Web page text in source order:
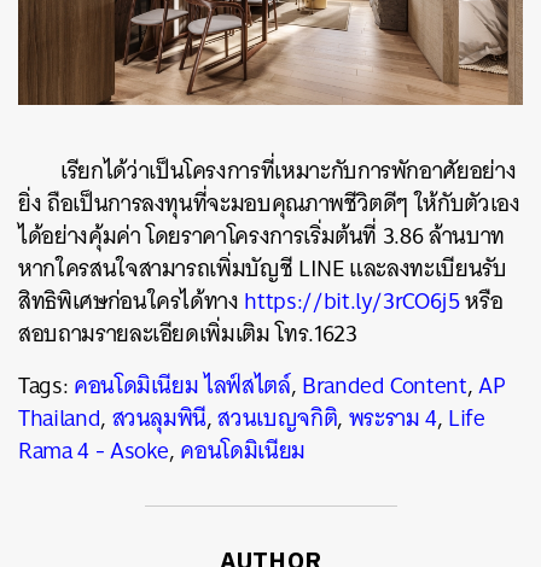
เรียกได้ว่าเป็นโครงการที่เหมาะกับการพักอาศัยอย่าง
ยิ่ง ถือเป็นการลงทุนที่จะมอบคุณภาพชีวิตดีๆ ให้กับตัวเอง
ได้อย่างคุ้มค่า โดยราคาโครงการเริ่มต้นที่ 3.86ล้านบาท
หากใครสนใจสามารถเพิ่มบัญชี LINE และลงทะเบียนรับ
สิทธิพิเศษก่อนใครได้ทางhttps://bit.ly/3rCO6j5หรือ
สอบถามรายละเอียดเพิ่มเติม โทร.1623
Tags:คอนโดมิเนียม ไลฟ์สไตล์,Branded Content,AP
Thailand,สวนลุมพินี,สวนเบญจกิติ,พระราม 4,Life
Rama 4 - Asoke,คอนโดมิเนียม